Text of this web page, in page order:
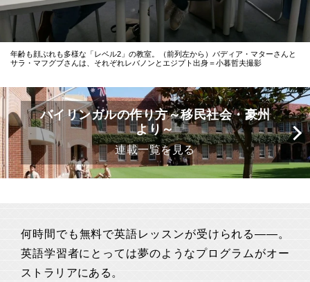
年齢も顔ぶれも多様な「レベル2」の教室。（前列左から）バディア・マターさんと
サラ・マフグブさんは、それぞれレバノンとエジプト出身＝小暮哲夫撮影
バイリンガルの作り方～移民社会・豪州
より～
連載一覧を見る
何時間でも無料で英語レッスンが受けられる――。
英語学習者にとっては夢のようなプログラムがオー
ストラリアにある。